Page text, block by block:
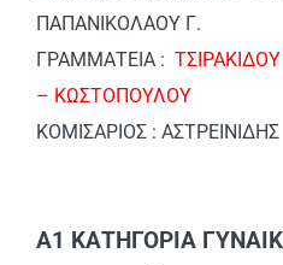
ΠΑΠΑΝΙΚΟΛΑΟΥ Γ.
ΓΡΑΜΜΑΤΕΙΑ :
– ΚΩΣΤΟΠΟΥΛΟΥ
ΚΟΜΙΣΑΡΙΟΣ : ΑΣΤΡΕΙΝΙΔΗΣ
Α1 ΚΑΤΗΓΟΡΙΑ